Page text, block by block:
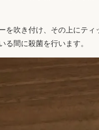
を吹き付け、その上にティ
る間に殺菌を行います。